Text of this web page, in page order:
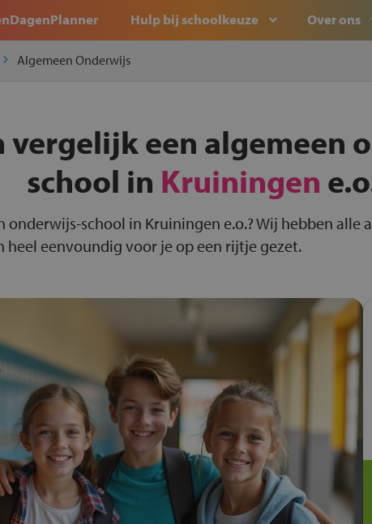
Hulp bij schoolkeuze Over ons
Algemeen Onderwijs
vergelijk een algemeen
school in Kruiningen
onderwijs-school in Kruiningen e.o.? Wij hebben alle
heel eenvoundig voor je op een rijtje gezet.